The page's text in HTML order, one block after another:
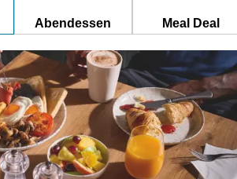
Abendessen Meal Deal